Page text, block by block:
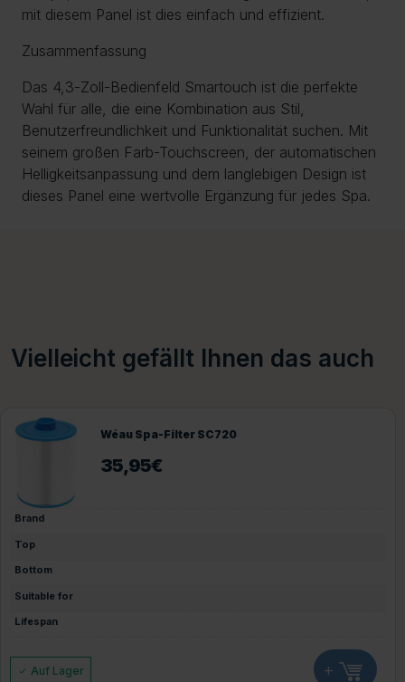
mit diesem Panel ist dies einfach und effizient.
Zusammenfassung
Das 4,3-Zoll-Bedienfeld Smartouch ist die perfekte
Wahl für alle, die eine Kombination aus Stil,
Benutzerfreundlichkeit und Funktionalität suchen. Mit
seinem großen Farb-Touchscreen, der automatischen
Helligkeitsanpassung und dem langlebigen Design ist
dieses Panel eine wertvolle Ergänzung für jedes Spa.
Vielleicht gefällt Ihnen das auch
Wéau Spa-Filter SC720
35,95€
Brand
Top
Bottom
Suitable for
Lifespan
Auf Lager +